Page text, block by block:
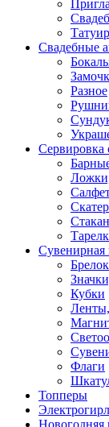
Свадебные
Разное
Сервировка
Сувенирная
Кубки
Флаги
Топперы
Новогодняя